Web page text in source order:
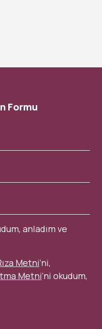
Formu
anladım ve
Metni’ni,
Metni’ni okudum,